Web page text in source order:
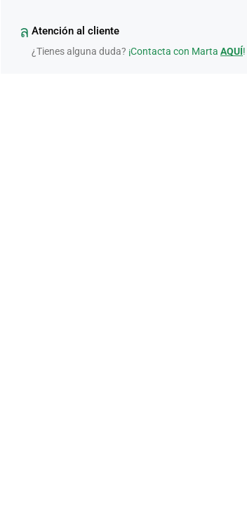
Atención al cliente
¿Tienes alguna duda? ¡Contacta con Marta AQUÍ!